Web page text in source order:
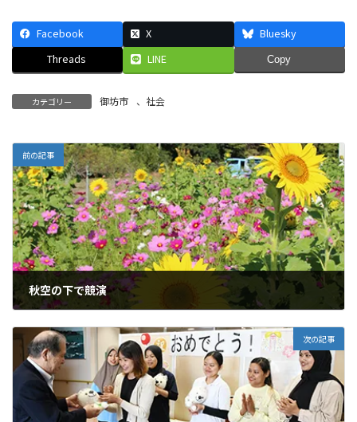
Facebook X
Bluesky
Threads
LINE Copy
カテゴリー 御坊市 、 社会
前の記事
秋空の下で競演
次の記事